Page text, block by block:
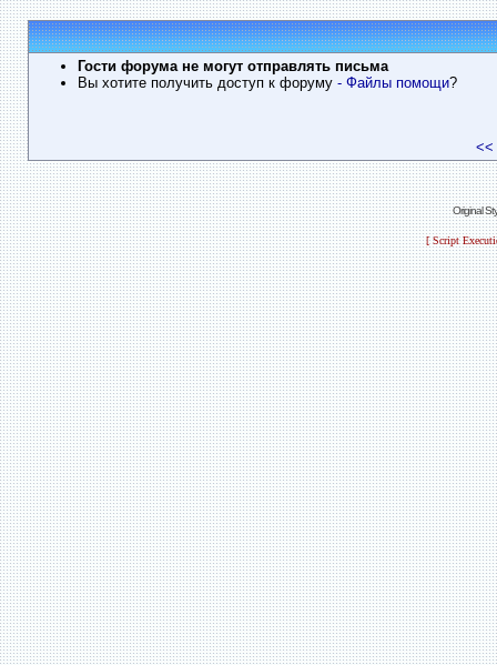
Гости форума не могут отправлять письма
Вы хотите получить доступ к форуму - Файлы помощи?
<<
Original
[ Script